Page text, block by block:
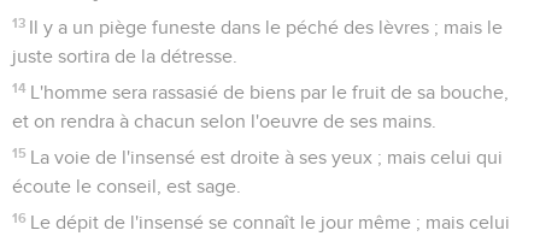
13 Il y a un piège funeste dans le péché des lèvres ; mais le
juste sortira de la détresse.
14 L'homme sera rassasié de biens par le fruit de sa bouche,
et on rendra à chacun selon l'oeuvre de ses mains.
15 La voie de l'insensé est droite à ses yeux ; mais celui qui
écoute le conseil, est sage.
16 Le dépit de l'insensé se connaît le jour même ; mais celui